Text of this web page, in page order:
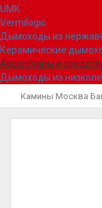
UMK
Vermilogic
Дымоходы из
Керамические
Аксессуары и
Дымоходы из
Камины Москва